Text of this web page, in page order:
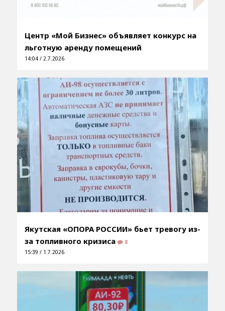
Центр «Мой Бизнес» объявляет конкурс на
льготную аренду помещений
14:04 / 2.7.2026
Якутская «ОПОРА РОССИИ» бьет тревогу из-
за топливного кризиса
8
15:39 / 1.7.2026